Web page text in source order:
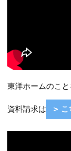
東洋ホームのこ
資料請求は こ